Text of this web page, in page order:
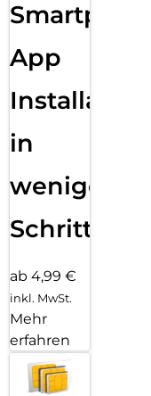
Smartphone
App
Installation
in
wenigen
Schritten
ab 4,99 €
inkl. MwSt.
Mehr
erfahren